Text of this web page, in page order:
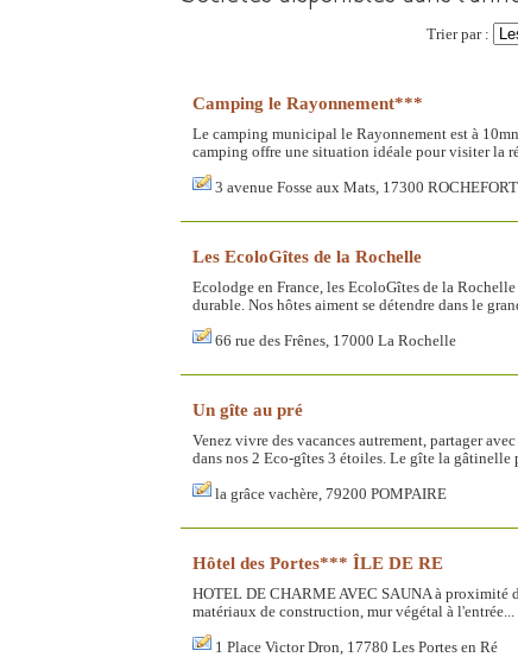
Trier par :
Camping le Rayonnement***
Le camping municipal le Rayonnement est à
camping offre une situation idéale pour visiter la
3 avenue Fosse aux Mats, 17300 ROCHEFORT
Les EcoloGîtes de la Rochelle
Ecolodge en France, les EcoloGîtes de la
durable. Nos hôtes aiment se détendre dans le
66 rue des Frênes, 17000 La Rochelle
Un gîte au pré
Venez vivre des vacances autrement, partager
dans nos 2 Eco-gîtes 3 étoiles. Le gîte la
la grâce vachère, 79200 POMPAIRE
Hôtel des Portes*** ÎLE DE RE
HOTEL DE CHARME AVEC SAUNA à proximité
matériaux de construction, mur végétal à l'entrée...
1 Place Victor Dron, 17780 Les Portes en Ré